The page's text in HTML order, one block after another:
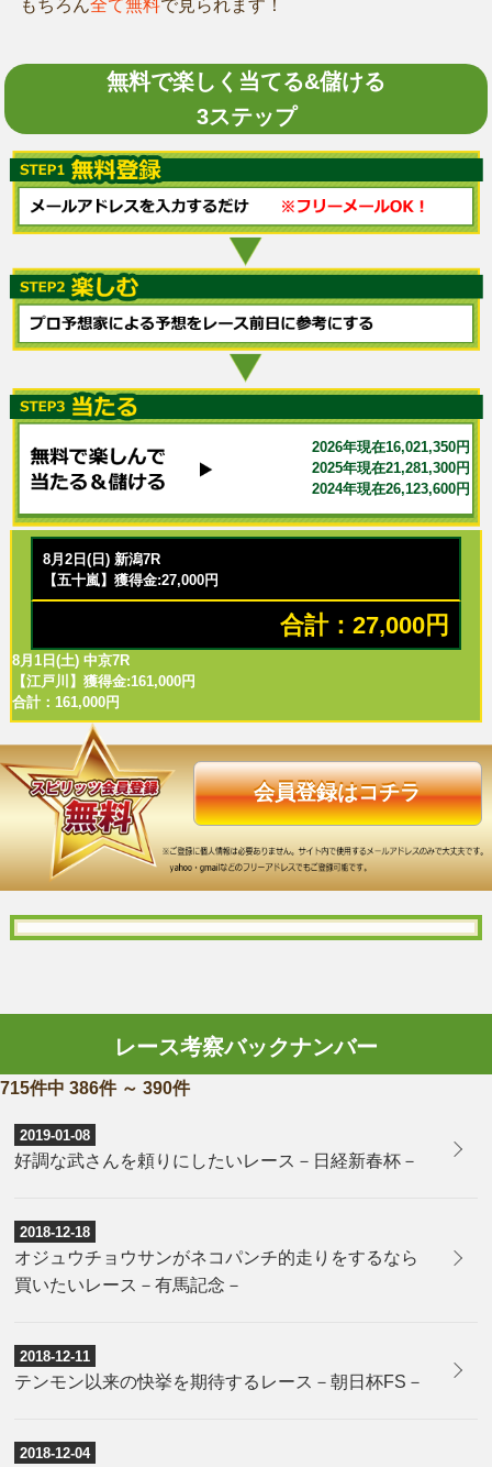
もちろん全て無料で見られます！
無料で楽しく当てる&儲ける
3ステップ
2026年現在16,021,350円
2025年現在21,281,300円
2024年現在26,123,600円
8月2日(日) 新潟7R
【五十嵐】獲得金:27,000円
合計：27,000円
8月1日(土) 中京7R
【江戸川】獲得金:161,000円
合計：161,000円
会員登録はコチラ
レース考察バックナンバー
715件中 386件 ～ 390件
2019-01-08
好調な武さんを頼りにしたいレース－日経新春杯－
2018-12-18
オジュウチョウサンがネコパンチ的走りをするなら
買いたいレース－有馬記念－
2018-12-11
テンモン以来の快挙を期待するレース－朝日杯FS－
2018-12-04